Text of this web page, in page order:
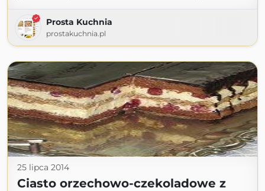
Prosta Kuchnia
prostakuchnia.pl
25 lipca 2014
Ciasto orzechowo-czekoladowe z